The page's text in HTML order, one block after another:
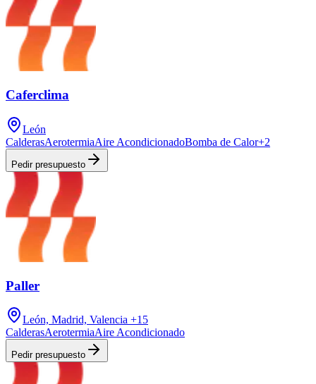
Caferclima
León
CalderasAerotermiaAire AcondicionadoBomba de Calor+2
Pedir presupuesto
Paller
León, Madrid, Valencia +15
CalderasAerotermiaAire Acondicionado
Pedir presupuesto